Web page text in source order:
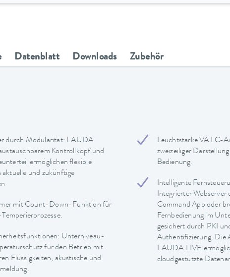
Datenblatt Downloads Zubehör
durch Modularität: LAUDA
Kontrollkopf und
ermöglichen flexible
aktuelle und zukünftige
mit Count-Down-Funktion für
Unterniveau-
für den Betrieb mit
Flüssigkeiten, akustische und
Leuchtstarke VA LC-
zweizeiliger
Bedienung.
Intelligente
Integrierter
Command App oder
Fernbedienung im
gesichert durch PKI
Authentifizierung. Die
LAUDA.LIVE
cloudgestützte